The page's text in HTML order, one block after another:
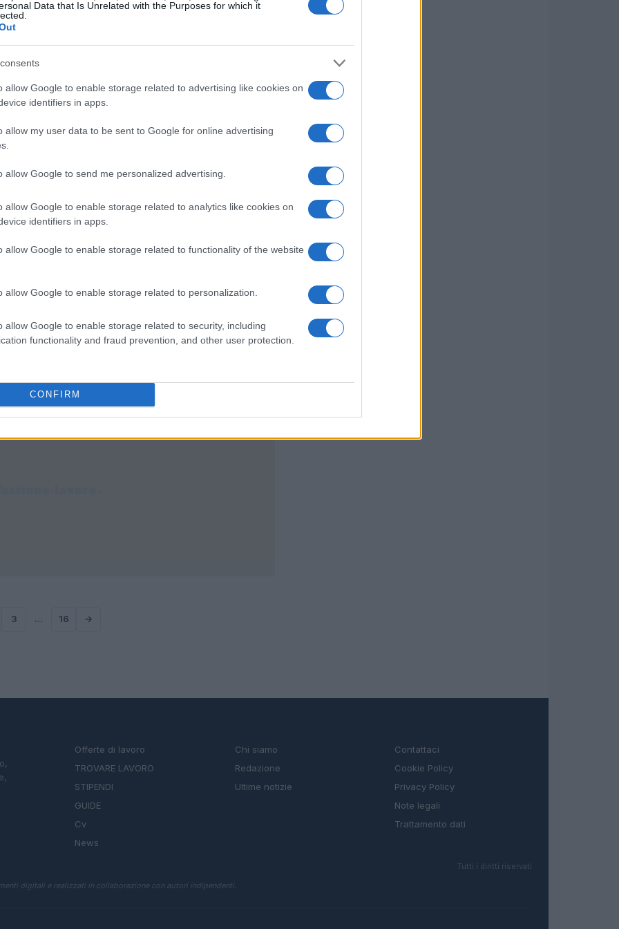
Data that Is Unrelated with the Purposes for which it
allow Google to enable storage related to advertising like cookies on
identifiers in apps.
allow my user data to be sent to Google for online advertising
allow Google to send me personalized advertising.
allow Google to enable storage related to analytics like cookies on
identifiers in apps.
allow Google to enable storage related to functionality of the website
allow Google to enable storage related to personalization.
allow Google to enable storage related to security, including
functionality and fraud prevention, and other user protection.
CONFIRM
Metalmeccanici: guida pratica
Tutte le regole principali del CCNL Metalmeccanici
far valere i propri diritti
Ilaria Galli · 12 Mar 2026
Portale integrazione migranti: dati,
strumenti e percorsi formativi
Una panoramica sulle novità del Portale
integrazione migranti, sulle risorse informative
Ilaria Galli · 7 Mar 2026
3 … 16 →
Offerte di lavoro
TROVARE LAVORO
STIPENDI
GUIDE
Cv
News
Chi siamo
Redazione
Ultime notizie
Contattaci
Cookie Policy
Privacy Policy
Note legali
Trattamento dati
Tutti i diritti riservati
digitali e realizzati in collaborazione con autori indipendenti.